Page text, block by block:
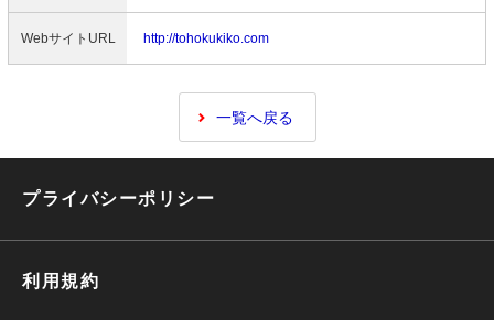
WebサイトURL http://tohokukiko.com
一覧へ戻る
プライバシーポリシー
利用規約